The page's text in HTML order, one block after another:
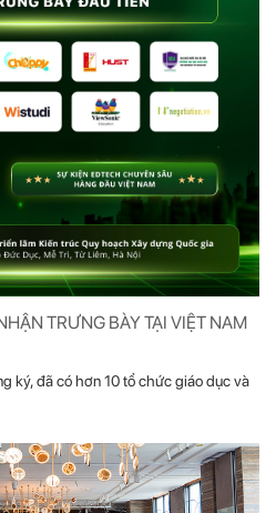
TRƯNG BÀY TẠI VIỆT NAM
ký, đã có hơn 10 tổ chức giáo dục và